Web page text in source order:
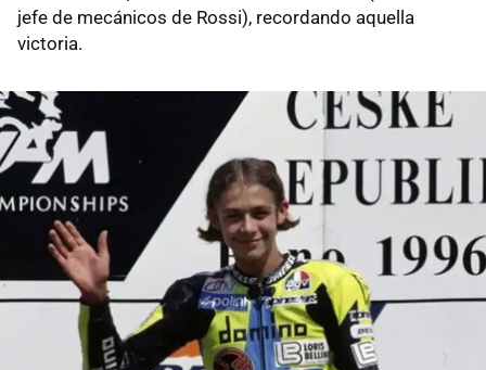
jefe de mecánicos de Rossi), recordando aquella
victoria.